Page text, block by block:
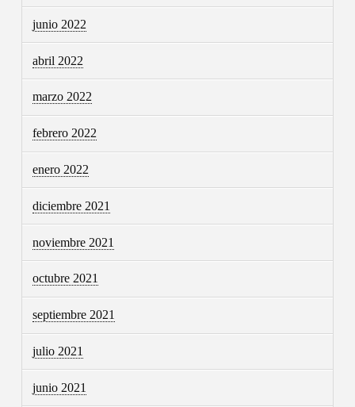
junio 2022
abril 2022
marzo 2022
febrero 2022
enero 2022
diciembre 2021
noviembre 2021
octubre 2021
septiembre 2021
julio 2021
junio 2021